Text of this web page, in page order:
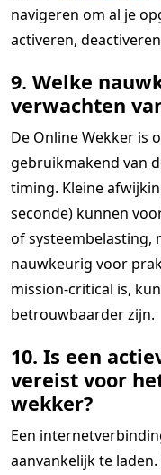
navigeren om al je
activeren,
9. Welke
verwachten
De Online Wekker is
gebruikmakend van
timing. Kleine
seconde) kunnen
of systeembelasting,
nauwkeurig voor
mission-critical is,
betrouwbaarder zijn.
10. Is een
vereist voor
wekker?
Een
aanvankelijk te